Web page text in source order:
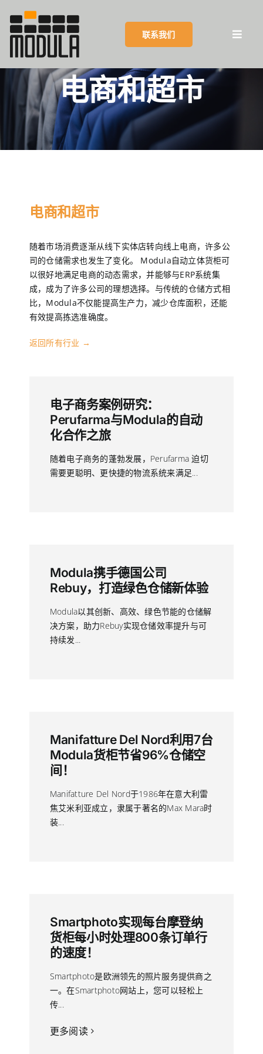
content
联系我们
摩登纳集团
产品
优势
博客和活动
EN
电商和超市
电商和超市
随着市场消费逐渐从线下实体店转向线上电商，许多公
司的仓储需求也发生了变化。 Modula自动立体货柜可
以很好地满足电商的动态需求，并能够与ERP系统集
成，成为了许多公司的理想选择。与传统的仓储方式相
比，Modula不仅能提高生产力，减少仓库面积，还能
有效提高拣选准确度。
返回所有行业 →
电子商务案例研究：
Perufarma与Modula的自动
化合作之旅
随着电子商务的蓬勃发展，Perufarma 迫切
需要更聪明、更快捷的物流系统来满足...
Modula携手德国公司
Rebuy，打造绿色仓储新体验
Modula以其创新、高效、绿色节能的仓储解
决方案，助力Rebuy实现仓储效率提升与可
持续发...
Manifatture Del Nord利用7台
Modula货柜节省96%仓储空
间！
Manifatture Del Nord于1986年在意大利雷
焦艾米利亚成立，隶属于著名的Max Mara时
装...
Smartphoto实现每台摩登纳
货柜每小时处理800条订单行
的速度！
Smartphoto是欧洲领先的照片服务提供商之
一。在Smartphoto网站上，您可以轻松上
传...
更多阅读